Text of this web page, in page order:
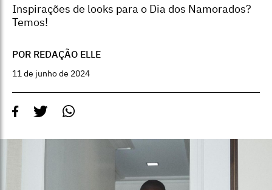
Inspirações de looks para o Dia dos Namorados?
Temos!
POR REDAÇÃO ELLE
11 de junho de 2024